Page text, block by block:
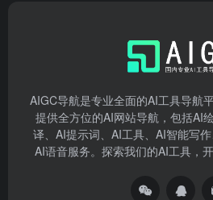
AIGC导航是专业全面的AI工具导航
提供全方位的AI网站导航，包括AI
译、AI提示词、AI工具、AI智能写
AI语音服务。探索我们的AI工具，